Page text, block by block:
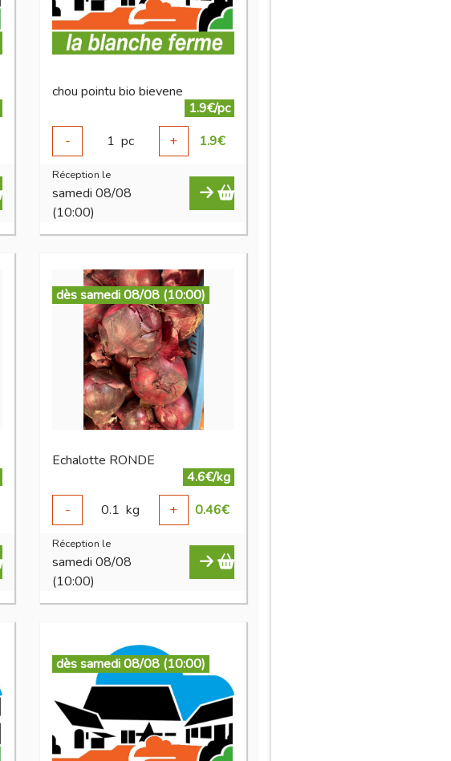
chou pointu bio bievene
1.9€/pc
-
1 pc + 1.9€
Réception le
samedi 08/08
(10:00)
dès samedi 08/08 (10:00)
Echalotte RONDE
4.6€/kg
-
0.1 kg + 0.46€
Réception le
samedi 08/08
(10:00)
dès samedi 08/08 (10:00)